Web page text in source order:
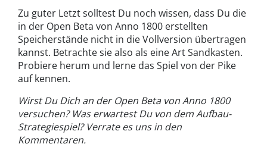
Zu guter Letzt solltest Du noch wissen, dass Du die
in der Open Beta von Anno 1800 erstellten
Speicherstände nicht in die Vollversion übertragen
kannst. Betrachte sie also als eine Art Sandkasten.
Probiere herum und lerne das Spiel von der Pike
auf kennen.
Wirst Du Dich an der Open Beta von Anno 1800
versuchen? Was erwartest Du von dem Aufbau-
Strategiespiel? Verrate es uns in den
Kommentaren.